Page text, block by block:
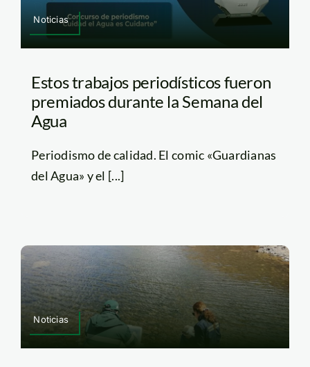
Noticias
Estos trabajos periodísticos fueron
premiados durante la Semana del
Agua
Periodismo de calidad. El comic «Guardianas
del Agua» y el [...]
Noticias